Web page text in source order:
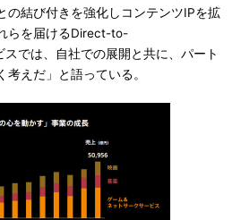
の結び付きを強化しコンテンツIPを拡
らを届けるDirect-to-
では、自社での展開と共に、パート
えだ」と語っている。